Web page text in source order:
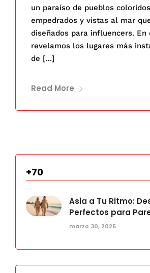
un paraíso de pueblos
empedrados y vistas al mar
diseñados para influencers. En
revelamos los lugares más
de […]
Read More
+70
Asia a Tu Ritmo:
Perfectos para
marzo 30, 2025